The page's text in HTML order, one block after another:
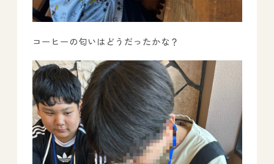
コーヒーの匂いはどうだったかな？